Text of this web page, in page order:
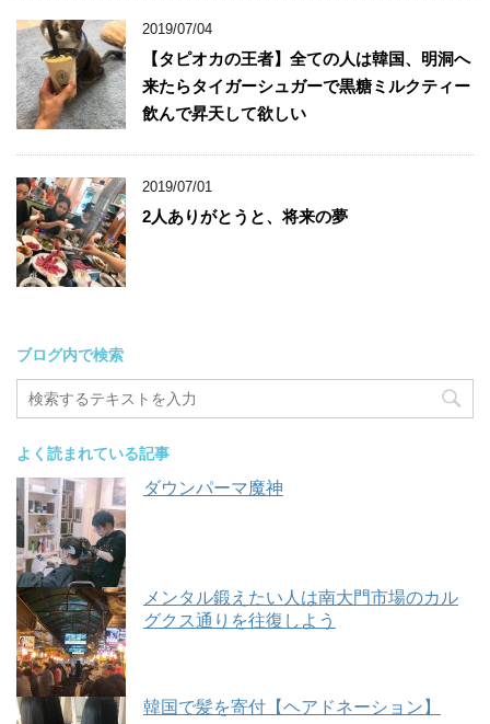
2019/07/04
【タピオカの王者】全ての人は韓国、明洞へ
来たらタイガーシュガーで黒糖ミルクティー
飲んで昇天して欲しい
2019/07/01
2人ありがとうと、将来の夢
ブログ内で検索
よく読まれている記事
ダウンパーマ魔神
メンタル鍛えたい人は南大門市場のカル
グクス通りを往復しよう
韓国で髪を寄付【ヘアドネーション】